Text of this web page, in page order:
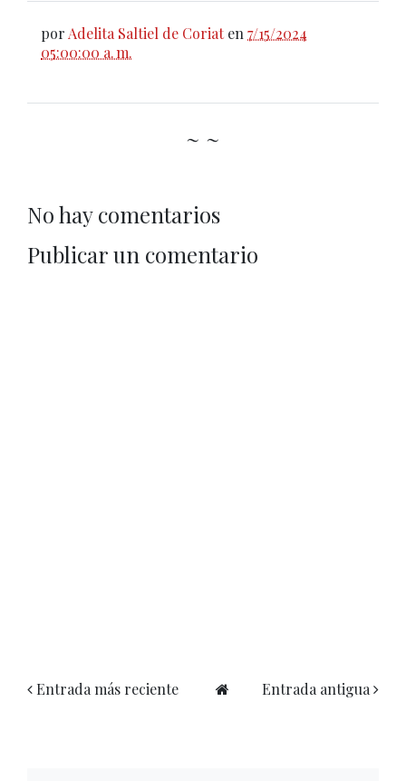
porAdelita Saltiel de Coriat en7/15/2024
05:00:00 a. m.
~ ~
No hay comentarios
Publicar un comentario
Entrada más reciente Entrada antigua